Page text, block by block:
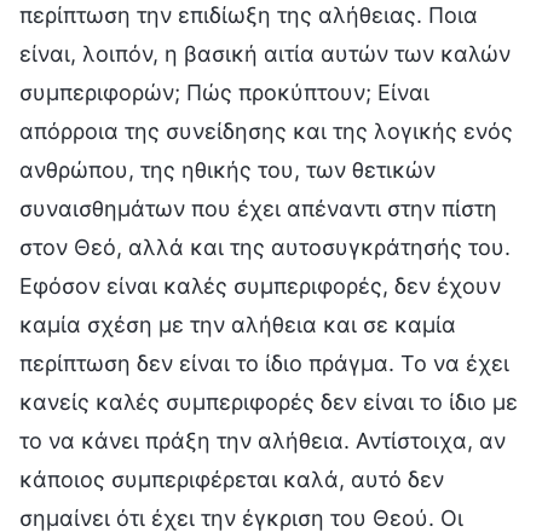
περίπτωση την επιδίωξη της αλήθειας. Ποια
είναι, λοιπόν, η βασική αιτία αυτών των καλών
συμπεριφορών; Πώς προκύπτουν; Είναι
απόρροια της συνείδησης και της λογικής ενός
ανθρώπου, της ηθικής του, των θετικών
συναισθημάτων που έχει απέναντι στην πίστη
στον Θεό, αλλά και της αυτοσυγκράτησής του.
Εφόσον είναι καλές συμπεριφορές, δεν έχουν
καμία σχέση με την αλήθεια και σε καμία
περίπτωση δεν είναι το ίδιο πράγμα. Το να έχει
κανείς καλές συμπεριφορές δεν είναι το ίδιο με
το να κάνει πράξη την αλήθεια. Αντίστοιχα, αν
κάποιος συμπεριφέρεται καλά, αυτό δεν
σημαίνει ότι έχει την έγκριση του Θεού. Οι